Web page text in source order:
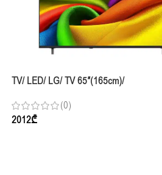
TV/ LED/ LG/ TV 65″(165cm)/
Smart TV 2026
(0)
2012₾